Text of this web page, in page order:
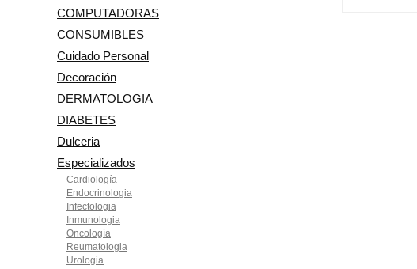
COMPUTADORAS
CONSUMIBLES
Cuidado Personal
Decoración
DERMATOLOGIA
DIABETES
Dulceria
Especializados
Cardiología
Endocrinologia
Infectologia
Inmunologia
Oncología
Reumatologia
Urologia